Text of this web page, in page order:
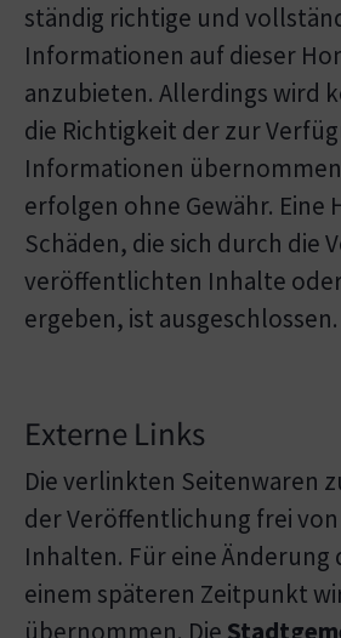
ständig richtige und
Informationen auf dieser
anzubieten. Allerdings wird
die Richtigkeit der zur
Informationen
erfolgen ohne Gewähr. Eine
Schäden, die sich durch die
veröffentlichten Inhalte
ergeben, ist ausgeschlossen.
Externe Links
Die verlinkten Seitenwaren
der Veröffentlichung frei
Inhalten. Für eine Änderung
einem späteren Zeitpunkt
übernommen. Die